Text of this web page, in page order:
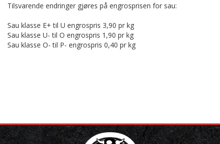
Tilsvarende endringer gjøres på engrosprisen for sau:
Sau klasse E+ til U engrospris 3,90 pr kg
Sau klasse U- til O engrospris 1,90 pr kg
Sau klasse O- til P- engrospris 0,40 pr kg